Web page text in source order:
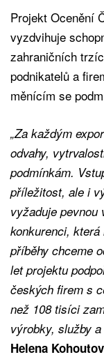
Projekt Ocenění
vyzdvihuje
zahraničních
podnikatelů a
měnícím se
„Za každým
odvahy,
podmínkám.
příležitost, ale i
vyžaduje
konkurenci,
příběhy chceme
let projektu
českých firem s
než 108 tisíci
výrobky, služby
Helena